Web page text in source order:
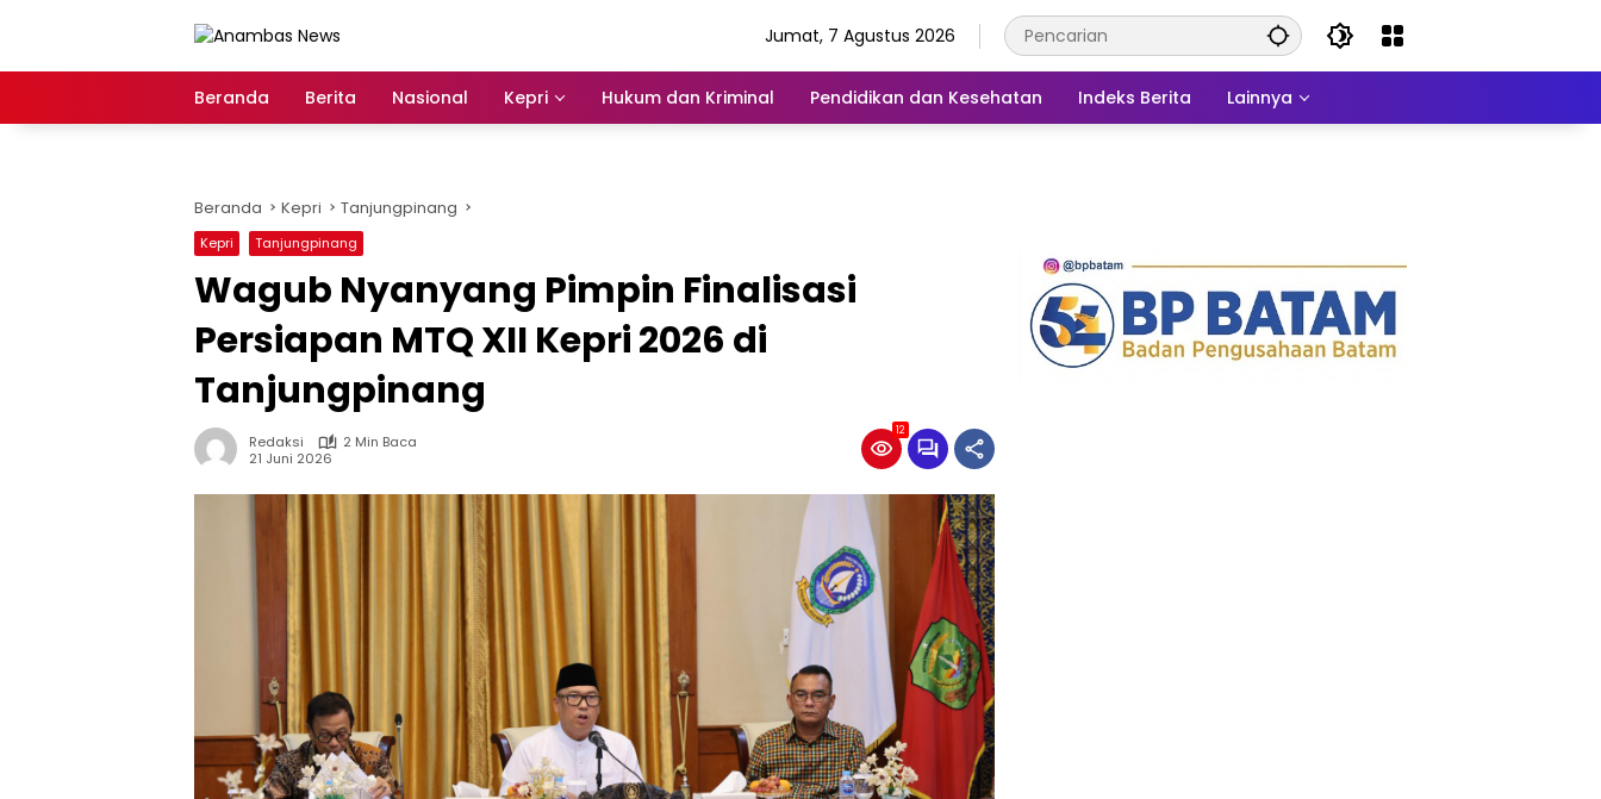
Jumat, 7 Agustus 2026
Beranda Berita Nasional Kepri Hukum dan Kriminal Pendidikan dan Kesehatan Indeks Berita Lainnya
Beranda Kepri Tanjungpinang
Kepri Tanjungpinang
Wagub Nyanyang Pimpin Finalisasi
Persiapan MTQ XII Kepri 2026 di
Tanjungpinang
Redaksi
2 Min Baca
21 Juni 2026
12